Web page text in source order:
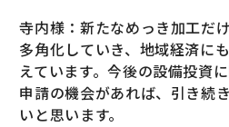
寺内様：新たなめっき加工だ
多角化していき、地域経済に
えています。今後の設備投資
申請の機会があれば、引き続
いと思います。